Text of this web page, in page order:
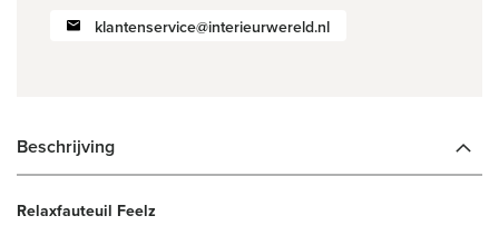
klantenservice@interieurwereld.nl
Beschrijving
Relaxfauteuil Feelz